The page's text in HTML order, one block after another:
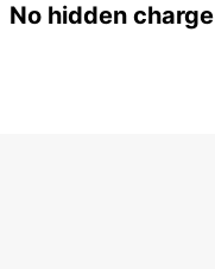
No hidden charge